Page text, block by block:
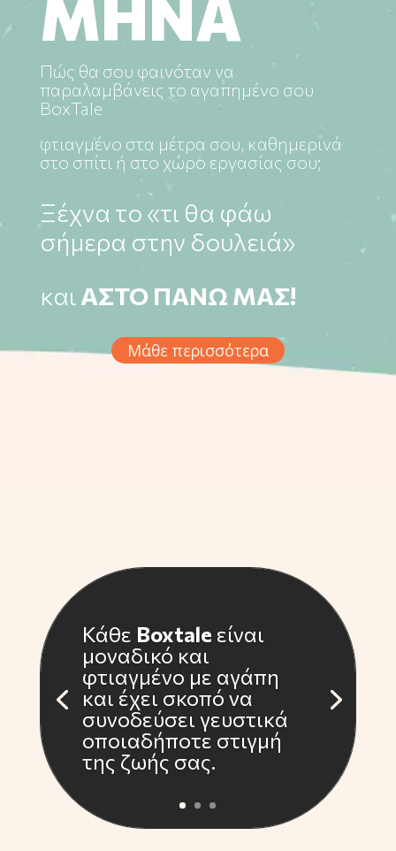
Πώς θα σου φαινόταν να
παραλαμβάνεις το αγαπημένο σου
BoxTale
φτιαγμένο στα μέτρα σου, καθημερινά
στο σπίτι ή στο χώρο εργασίας σου;
Ξέχνα το «τι θα φάω
σήμερα στην δουλειά»
καιΑΣΤΟ ΠΑΝΩ ΜΑΣ!
Μάθε περισσότερα
Κάθε Boxtale είναι
μοναδικό και
φτιαγμένο με αγάπη
και έχει σκοπό να
συνοδεύσει γευστικά
οποιαδήποτε στιγμή
της ζωής σας.